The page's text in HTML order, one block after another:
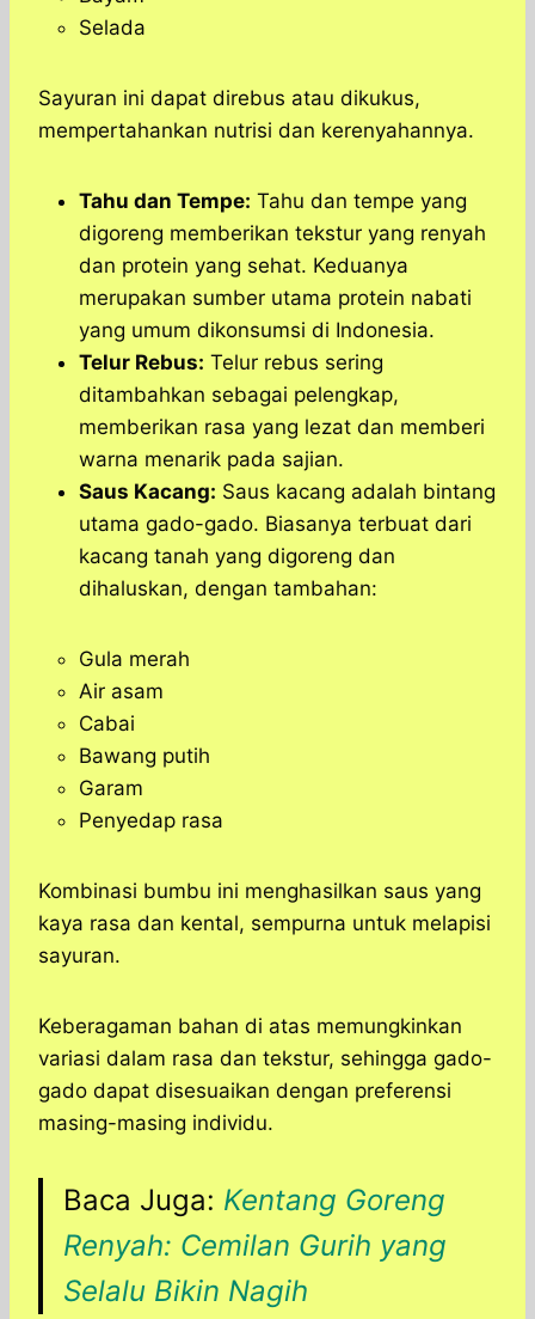
Selada
Sayuran ini dapat direbus atau dikukus,
mempertahankan nutrisi dan kerenyahannya.
Tahu dan Tempe: Tahu dan tempe yang
digoreng memberikan tekstur yang renyah
dan protein yang sehat. Keduanya
merupakan sumber utama protein nabati
yang umum dikonsumsi di Indonesia.
Telur Rebus: Telur rebus sering
ditambahkan sebagai pelengkap,
memberikan rasa yang lezat dan memberi
warna menarik pada sajian.
Saus Kacang: Saus kacang adalah bintang
utama gado-gado. Biasanya terbuat dari
kacang tanah yang digoreng dan
dihaluskan, dengan tambahan:
Gula merah
Air asam
Cabai
Bawang putih
Garam
Penyedap rasa
Kombinasi bumbu ini menghasilkan saus yang
kaya rasa dan kental, sempurna untuk melapisi
sayuran.
Keberagaman bahan di atas memungkinkan
variasi dalam rasa dan tekstur, sehingga gado-
gado dapat disesuaikan dengan preferensi
masing-masing individu.
Baca Juga: Kentang Goreng
Renyah: Cemilan Gurih yang
Selalu Bikin Nagih